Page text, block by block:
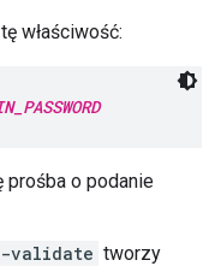
właściwość:
o podanie
validate tworzy